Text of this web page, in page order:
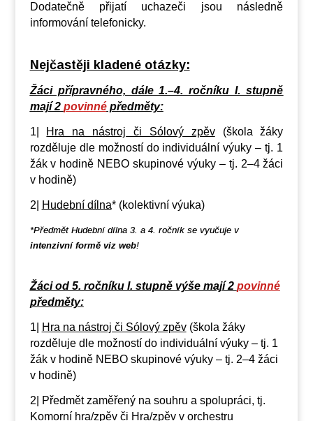
Dodatečně přijatí uchazeči jsou následně
informování telefonicky.
Nejčastěji kladené otázky:
Žáci přípravného, dále 1.–4. ročníku I. stupně
mají 2 povinnépředměty:
1| Hra na nástroj či Sólový zpěv(škola žáky
rozděluje dle možností do individuální výuky – tj. 1
žák v hodině NEBO skupinové výuky – tj. 2–4 žáci
v hodině)
2| Hudební dílna* (kolektivní výuka)
*Předmět Hudební dílna 3. a 4. ročníkse vyučuje v
intenzivní formě viz web!
Žáci od 5. ročníku I. stupně výše mají 2 povinné
předměty:
1| Hra na nástroj či Sólový zpěv(škola žáky
rozděluje dle možností do individuální výuky – tj. 1
žák v hodině NEBO skupinové výuky – tj. 2–4 žáci
v hodině)
2| Předmět zaměřený na souhru a spolupráci, tj.
Komorní hra/zpěv či Hra/zpěv v orchestru